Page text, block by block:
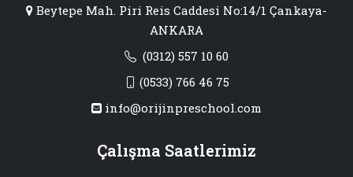
Beytepe Mah. Piri Reis Caddesi No:14/1 Çankaya-
ANKARA
(0312) 557 10 60
(0533) 766 46 75
info@orijinpreschool.com
Çalışma Saatlerimiz